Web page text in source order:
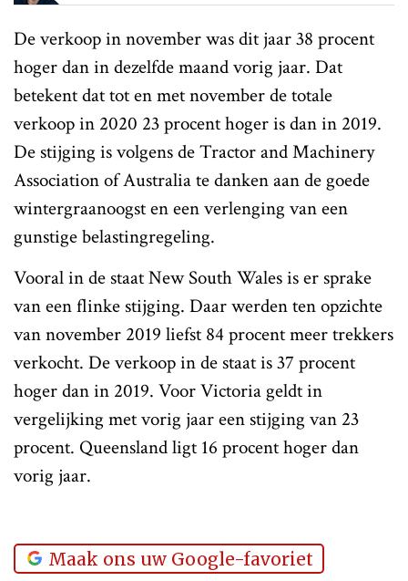
De verkoop in november was dit jaar 38 procent
hoger dan in dezelfde maand vorig jaar. Dat
betekent dat tot en met november de totale
verkoop in 2020 23 procent hoger is dan in 2019.
De stijging is volgens de Tractor and Machinery
Association of Australia te danken aan de goede
wintergraanoogst en een verlenging van een
gunstige belastingregeling.
Vooral in de staat New South Wales is er sprake
van een flinke stijging. Daar werden ten opzichte
van november 2019 liefst 84 procent meer trekkers
verkocht. De verkoop in de staat is 37 procent
hoger dan in 2019. Voor Victoria geldt in
vergelijking met vorig jaar een stijging van 23
procent. Queensland ligt 16 procent hoger dan
vorig jaar.
Maak ons uw Google-favoriet